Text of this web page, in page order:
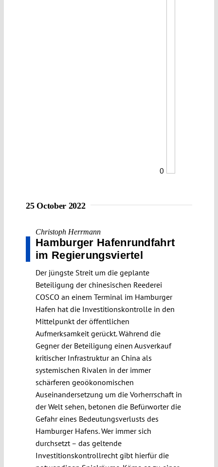
0
25 October 2022
Christoph Herrmann
Hamburger Hafenrundfahrt
im Regierungsviertel
Der jüngste Streit um die geplante
Beteiligung der chinesischen Reederei
COSCO an einem Terminal im Hamburger
Hafen hat die Investitionskontrolle in den
Mittelpunkt der öffentlichen
Aufmerksamkeit gerückt. Während die
Gegner der Beteiligung einen Ausverkauf
kritischer Infrastruktur an China als
systemischen Rivalen in der immer
schärferen geoökonomischen
Auseinandersetzung um die Vorherrschaft in
der Welt sehen, betonen die Befürworter die
Gefahr eines Bedeutungsverlusts des
Hamburger Hafens. Wer immer sich
durchsetzt – das geltende
Investitionskontrollrecht gibt hierfür die